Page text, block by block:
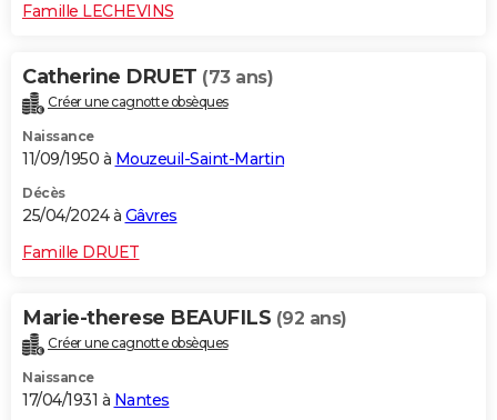
Famille LECHEVINS
Catherine DRUET (73 ans)
Créer une cagnotte obsèques
Naissance
11/09/1950 à Mouzeuil-Saint-Martin
Décès
25/04/2024 à Gâvres
Famille DRUET
Marie-therese BEAUFILS (92 ans)
Créer une cagnotte obsèques
Naissance
17/04/1931 à Nantes